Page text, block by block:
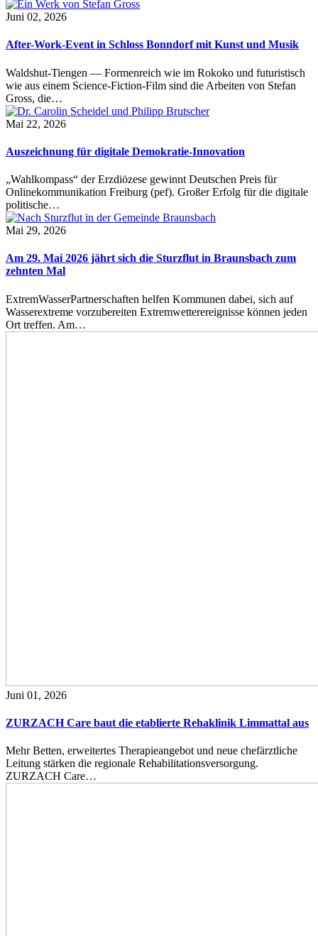
Juni 02, 2026
After-Work-Event in Schloss Bonndorf mit Kunst und Musik
Waldshut-Tiengen — Formenreich wie im Rokoko und futuristisch
wie aus einem Science-Fiction-Film sind die Arbeiten von Stefan
Gross, die…
Mai 22, 2026
Auszeichnung für digitale Demokratie-Innovation
„Wahlkompass“ der Erzdiözese gewinnt Deutschen Preis für
Onlinekommunikation Freiburg (pef). Großer Erfolg für die digitale
politische…
Mai 29, 2026
Am 29. Mai 2026 jährt sich die Sturzflut in Braunsbach zum
zehnten Mal
ExtremWasserPartnerschaften helfen Kommunen dabei, sich auf
Wasserextreme vorzubereiten Extremwetterereignisse können jeden
Ort treffen. Am…
Juni 01, 2026
ZURZACH Care baut die etablierte Rehaklinik Limmattal aus
Mehr Betten, erweitertes Therapieangebot und neue chefärztliche
Leitung stärken die regionale Rehabilitationsversorgung.
ZURZACH Care…